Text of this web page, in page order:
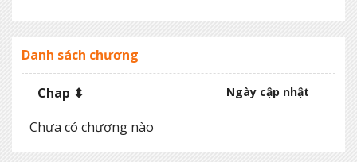
Danh sách chương
Chap ⬍ Ngày cập nhật
Chưa có chương nào